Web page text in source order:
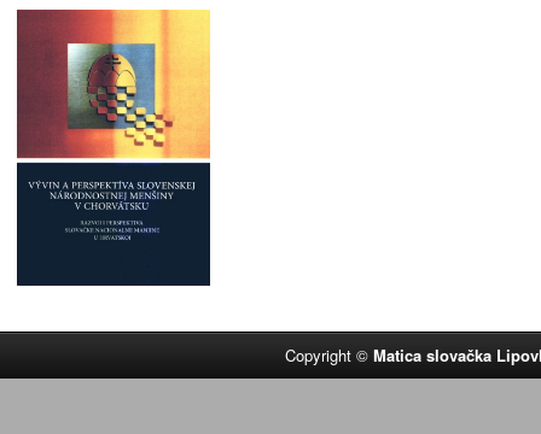
Copyright ©Matica slovačka